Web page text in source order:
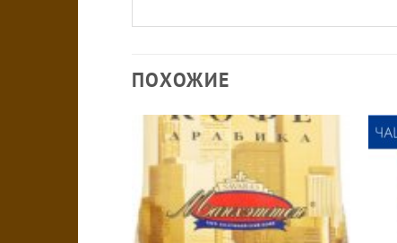
ПОХОЖИЕ